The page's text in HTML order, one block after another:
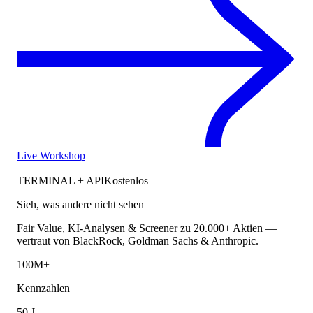
Live Workshop
TERMINAL + APIKostenlos
Sieh, was andere nicht sehen
Fair Value, KI-Analysen & Screener zu 20.000+ Aktien —
vertraut von BlackRock, Goldman Sachs & Anthropic.
100M+
Kennzahlen